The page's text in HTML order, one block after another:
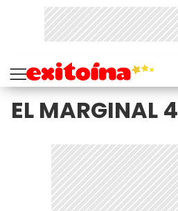
EL MARGINAL 4